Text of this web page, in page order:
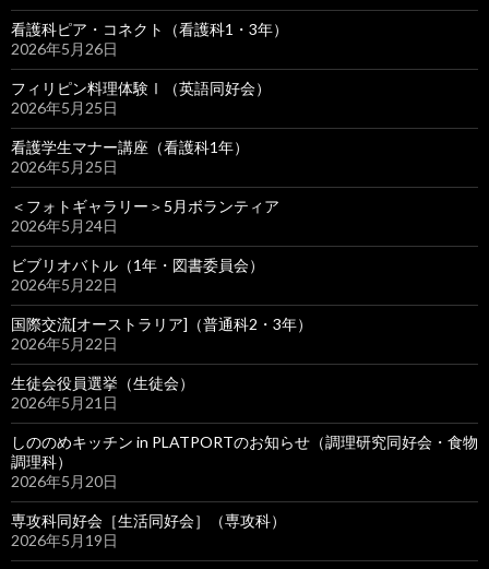
看護科ピア・コネクト（看護科1・3年）
2026年5月26日
フィリピン料理体験Ⅰ（英語同好会）
2026年5月25日
看護学生マナー講座（看護科1年）
2026年5月25日
＜フォトギャラリー＞5月ボランティア
2026年5月24日
ビブリオバトル（1年・図書委員会）
2026年5月22日
国際交流[オーストラリア]（普通科2・3年）
2026年5月22日
生徒会役員選挙（生徒会）
2026年5月21日
しののめキッチン in PLATPORTのお知らせ（調理研究同好会・食物
調理科）
2026年5月20日
専攻科同好会［生活同好会］（専攻科）
2026年5月19日